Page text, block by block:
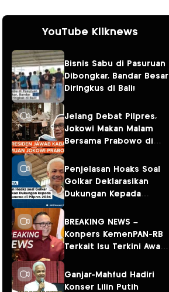
YouTube Kliknews
Bisnis Sabu di Pasuruan
Dibongkar, Bandar Besar
Diringkus di Bali!
Jelang Debat Pilpres,
Jokowi Makan Malam
Bersama Prabowo di
Penjelasan Hoaks Soal
Golkar Deklarasikan
Dukungan Kepada
Pilpres 2024
BREAKING NEWS –
Konpers KemenPAN-RB
Terkait Isu Terkini Awal
Ganjar-Mahfud Hadiri
Konser Lilin Putih